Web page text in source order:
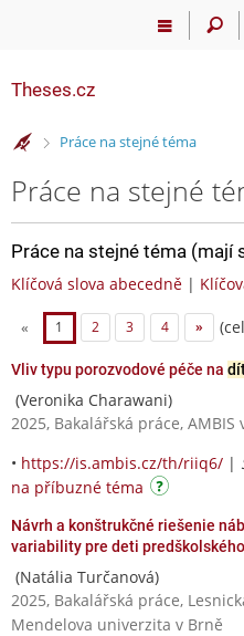
Theses.cz
>Práce na stejné téma
Práce na stejné
Práce na stejné téma (mají
Klíčová slova abecedně |
« 1 2 3 4 »
Vliv typu porozvodové péče na
(Veronika Charawani)
2025, Bakalářská práce, AMBIS
• https://is.ambis.cz/th/riiq6/ |
na příbuzné téma
Návrh a konštrukčné riešenie
variability pre deti predškolského
(Natália Turčanová)
2025, Bakalářská práce,
Mendelova univerzita v Brně